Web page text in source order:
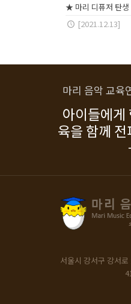
★ 마리 디퓨저 탄
[2021.12.13]
마리 음악 교육
아이들에게
육을 함께
서울시 강서구 강서